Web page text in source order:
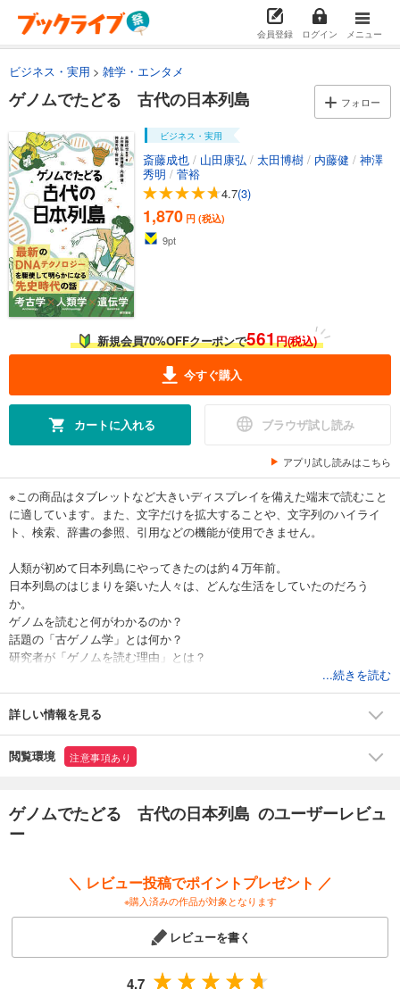
会員登録 ログイン メニュー
ビジネス・実用 雑学・エンタメ
ゲノムでたどる 古代の日本列島 フォロー
ビジネス・実用
斎藤成也 / 山田康弘 / 太田博樹 / 内藤健 / 神澤
秀明 / 菅裕
4.7(3)
1,870 円 (税込)
9pt
新規会員70%OFFクーポンで561円(税込)
今すぐ購入
カートに入れる ブラウザ試し読み
アプリ試し読みはこちら
※この商品はタブレットなど大きいディスプレイを備えた端末で読むこと
に適しています。また、文字だけを拡大することや、文字列のハイライ
ト、検索、辞書の参照、引用などの機能が使用できません。
人類が初めて日本列島にやってきたのは約４万年前。
日本列島のはじまりを築いた人々は、どんな生活をしていたのだろう
か。
ゲノムを読むと何がわかるのか？
話題の「古ゲノム学」とは何か？
研究者が「ゲノムを読む理由」とは？
日本列島人の起源と成立をさぐる研究プロジェクト「ヤポネシアゲノ
ム」のメンバーによる、珠玉の科学エッセイ集。
誰が一体なんのためにこんな墓を作ったのだろうか。なぜ中妻貝塚に作
られたのか。これだけの人骨はどこから運ばれてきたのか。以前より浮
か、と考える事は、それほど馬鹿げた空想ではない。十分に検証するに
値する仮説だ。それでは、東アジアでは、お酒に弱いことが、何に強か
ったといえそうなのだろうか？」
――太田博樹 〈第２章〉お酒に弱い遺伝子とウンチの化石のゲノムから
何がわかるか より
...続きを読む
詳しい情報を見る
閲覧環境 注意事項あり
ゲノムでたどる 古代の日本列島 のユーザーレビュ
ー
＼ レビュー投稿でポイントプレゼント ／
※購入済みの作品が対象となります
レビューを書く
4.7